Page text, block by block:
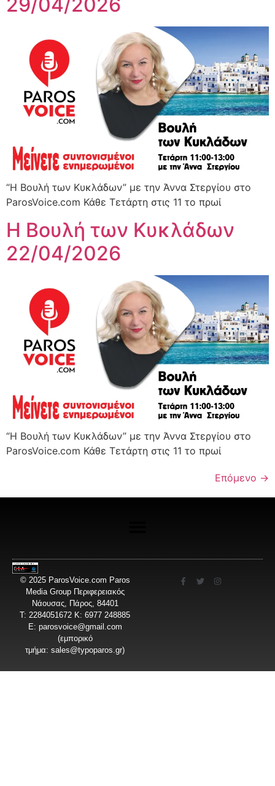
“Η Βουλή των Κυκλάδων” με την Άννα Στεργίου στο
ParosVoice.com Κάθε Τετάρτη στις 11 το πρωί
Η Βουλή των Κυκλάδων
22/04/2026
“Η Βουλή των Κυκλάδων” με την Άννα Στεργίου στο
ParosVoice.com Κάθε Τετάρτη στις 11 το πρωί
Επόμενο →
© 2025 ParosVoice.com Paros
Media Group Περιφερειακός
Νάουσας, Πάρος, 84401
T: 2284051672 Κ: 6977 248885
E: parosvoice@gmail.com
(εμπορικό
τμήμα: sales@typoparos.gr)